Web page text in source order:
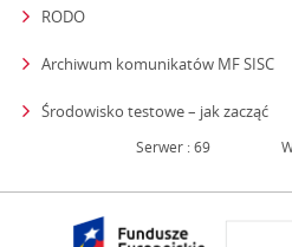
RODO
Archiwum komunikatów MF SISC
Środowisko testowe – jak zacząć
Serwer : 69